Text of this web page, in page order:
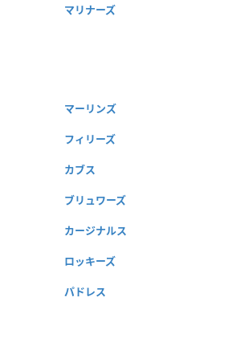
マリナーズ
マーリンズ
フィリーズ
カブス
ブリュワーズ
カージナルス
ロッキーズ
パドレス